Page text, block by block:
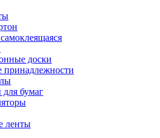
доски
принадлежности
бумаг
ленты